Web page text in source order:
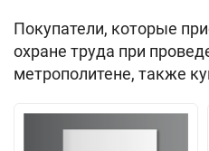
Покупатели, которые
охране труда при
метрополитене, также